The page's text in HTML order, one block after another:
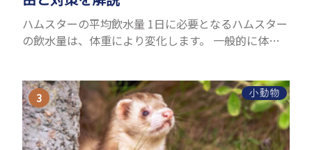
ハムスターの平均飲水量 1日に必要となるハムスター
の飲水量は、体重により変化します。 一般的に体重
15c...
小動物